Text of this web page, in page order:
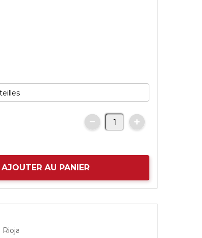
AJOUTER AU PANIER
Rioja